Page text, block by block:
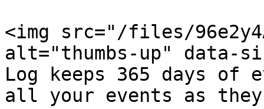
<img src="/files/
alt="thumbs-up" data-
Log keeps 365 days of
all your events as